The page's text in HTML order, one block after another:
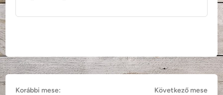
Bejegyzés
Korábbi mese: Következő mese